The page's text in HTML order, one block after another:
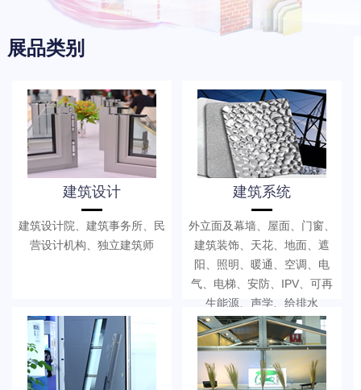
展品类别
建筑设计
建筑设计院、建筑事务所、民
营设计机构、独立建筑师
建筑系统
外立面及幕墙、屋面、门窗、
建筑装饰、天花、地面、遮
阳、照明、暖通、空调、电
气、电梯、安防、IPV、可再
生能源、声学、给排水